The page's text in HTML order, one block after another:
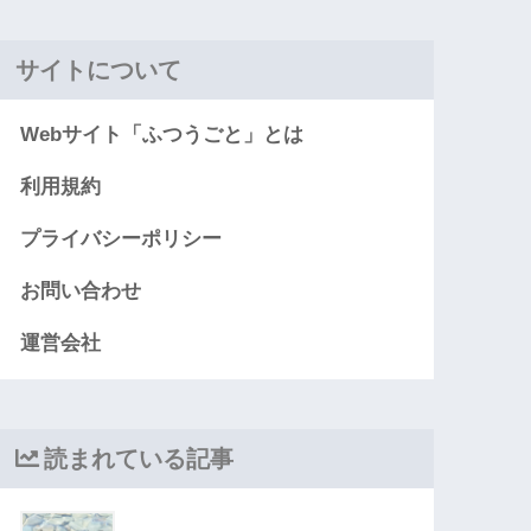
サイトについて
Webサイト「ふつうごと」とは
利用規約
プライバシーポリシー
お問い合わせ
運営会社
読まれている記事